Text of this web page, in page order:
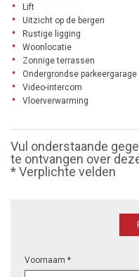
Lift
Uitzicht op de bergen
Rustige ligging
Woonlocatie
Zonnige terrassen
Ondergrondse parkeergarage
Video-intercom
Vloerverwarming
Vul onderstaande
te ontvangen over
* Verplichte velden
Voornaam *